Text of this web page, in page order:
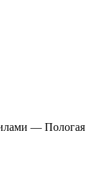
— Пологая